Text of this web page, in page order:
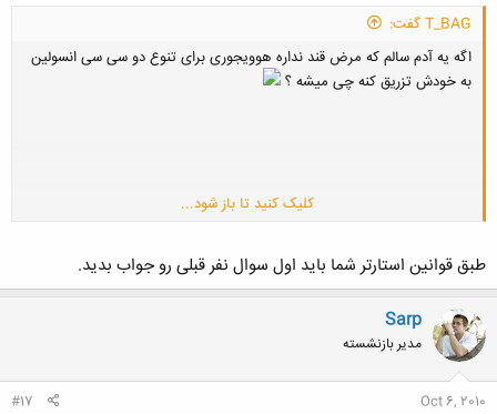
T_BAG گفت:
اگه یه آدم سالم که مرض قند نداره هوویجوری برای تنوع دو سی سی انسولین
به خودش تزریق کنه چی میشه ؟
http://www.sweetim.com/s.asp?im=gen&lpver=3&ref=12&p=
{C5F823D3-CD87-11DF-906F-001FD055C042}
کلیک کنید تا باز شود...
طبق قوانین استارتر شما باید اول سوال نفر قبلی رو جواب بدید.
Sarp
مدیر بازنشسته
Oct 6, 2010
#17